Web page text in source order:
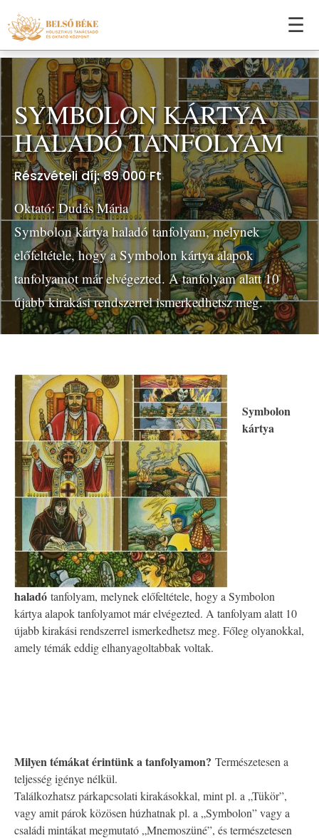
☰
SYMBOLON KÁRTYA
HALADÓ TANFOLYAM
Részvételi díj: 89 000 Ft
Oktató:Dudás Mária
Symbolon kártya haladó tanfolyam, melynek
előfeltétele, hogy a Symbolon kártya alapok
tanfolyamot már elvégezted. A tanfolyam alatt 10
újabb kirakási rendszerrel ismerkedhetsz meg.
Symbolon
kártya
haladó tanfolyam, melynek előfeltétele, hogy a Symbolon
kártya alapok tanfolyamot már elvégezted. A tanfolyam alatt 10
újabb kirakási rendszerrel ismerkedhetsz meg. Főleg olyanokkal,
amely témák eddig elhanyagoltabbak voltak.
Milyen témákat érintünk a tanfolyamon? Természetesen a
teljesség igénye nélkül.
Találkozhatsz párkapcsolati kirakásokkal, mint pl. a „Tükör”,
vagy amit párok közösen húzhatnak pl. a „Symbolon” vagy a
családi mintákat megmutató „Mnemoszüné”, és természetesen